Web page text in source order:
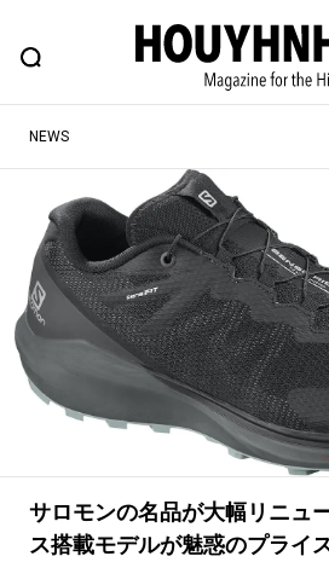
FEATURE BLOG
ヒップなファッション、カルチャー、ライ
#注目のタグ
#SHOPPING ADDICT #憧れの
#ESSENTIAL DESIGNS #古着
#NEW VINTAGE #マイナーグ
#路地裏てぃーん。
#GH 銘品の所以 #フイナムの
#FOCUS IT
#ととけん #FASHION
#LIFESTYLE #SNEAKER
NEWS
サロモンの名品が大幅リニュ
ス搭載モデルが魅惑のプライ